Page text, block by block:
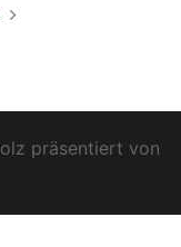
präsentiert von